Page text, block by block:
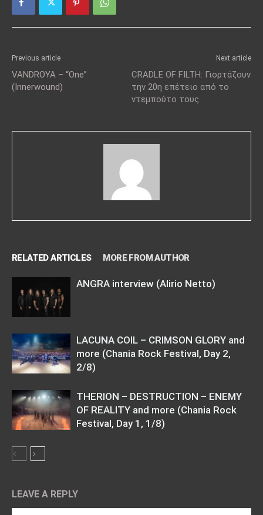
Previous article
VANDROYA – “One”
(Innerwound)
Next article
CRADLE OF FILTH: Γιορτάζουν
την 20η επέτειο από το
ντεμπούτο τους
RELATED ARTICLES MORE FROM AUTHOR
ANGRA interview (Alirio Netto)
LACUNA COIL – CRIMSON GLORY and
more (Chania Rock Festival, Day 2,
2/8)
THERION – DESTRUCTION – ENEMY
OF REALITY and more (Chania Rock
Festival, Day 1, 1/8)
LEAVE A REPLY